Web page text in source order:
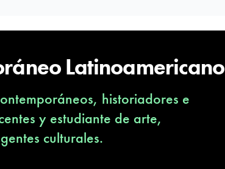
Latinoamericano
historiadores e
y estudiante de arte,
culturales.